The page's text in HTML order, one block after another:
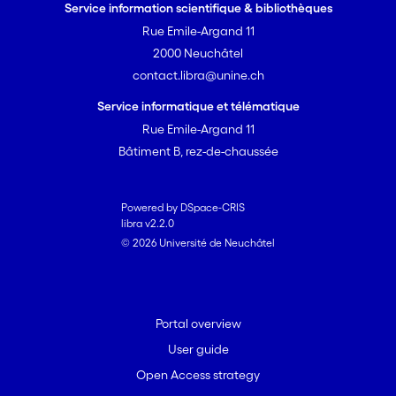
Service information scientifique & bibliothèques
Rue Emile-Argand 11
2000 Neuchâtel
contact.libra@unine.ch
Service informatique et télématique
Rue Emile-Argand 11
Bâtiment B, rez-de-chaussée
Powered by DSpace-CRIS
libra v2.2.0
© 2026 Université de Neuchâtel
Portal overview
User guide
Open Access strategy